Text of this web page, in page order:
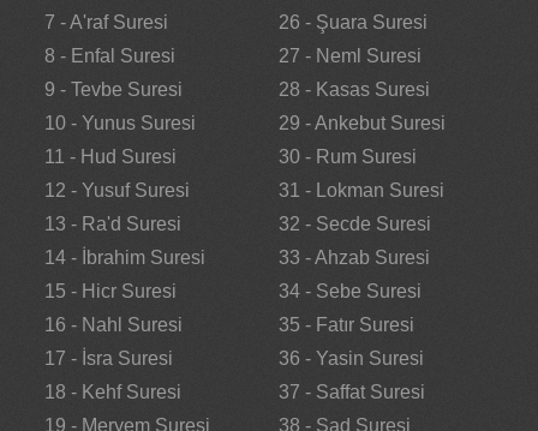
7 - A'raf Suresi
8 - Enfal Suresi
9 - Tevbe Suresi
10 - Yunus Suresi
11 - Hud Suresi
12 - Yusuf Suresi
13 - Ra'd Suresi
14 - İbrahim Suresi
15 - Hicr Suresi
16 - Nahl Suresi
17 - İsra Suresi
18 - Kehf Suresi
19 - Meryem Suresi
26 - Şuara Suresi
27 - Neml Suresi
28 - Kasas Suresi
29 - Ankebut Suresi
30 - Rum Suresi
31 - Lokman Suresi
32 - Secde Suresi
33 - Ahzab Suresi
34 - Sebe Suresi
35 - Fatır Suresi
36 - Yasin Suresi
37 - Saffat Suresi
38 - Sad Suresi